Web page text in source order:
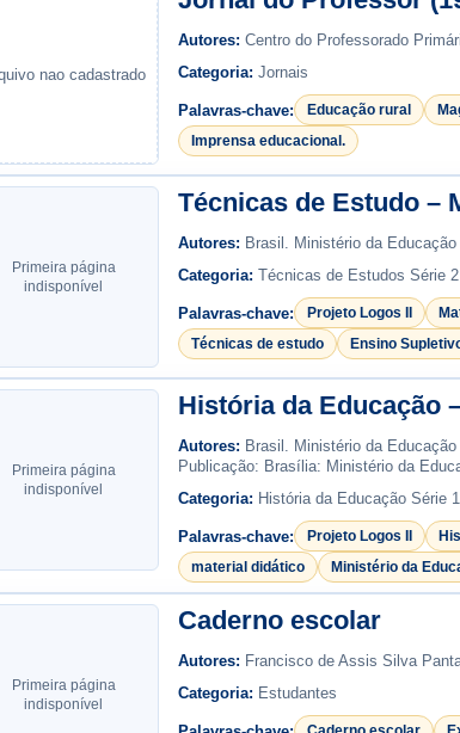
nao cadastrado
Autores: Centro do Professorado
Categoria: Jornais
Palavras-chave: Educação rural
Imprensa educacional.
Primeira página
indisponível
Técnicas de Estudo –
Autores: Brasil. Ministério da
Categoria: Técnicas de Estudos Série
Palavras-chave: Projeto Logos II
Técnicas de estudo
Ensino
Primeira página
indisponível
História da Educação
Autores: Brasil. Ministério da
Publicação: Brasília: Ministério da
Categoria: História da Educação Série
Palavras-chave: Projeto Logos II
material didático
Ministério da
Primeira página
indisponível
Caderno escolar
Autores: Francisco de Assis Silva
Categoria: Estudantes